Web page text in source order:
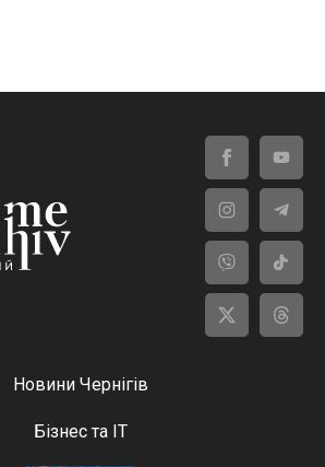
Новини Чернігів
Бізнес та ІТ